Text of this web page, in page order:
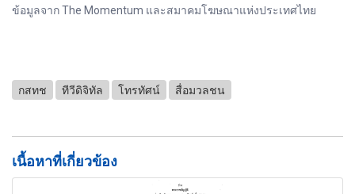
ข้อมูลจาก The Momentum และสมาคมโฆษณาแห่งประเทศไทย
กสทช ทีวีดิจิทัล โทรทัศน์ สื่อมวลชน
เนื้อหาที่เกี่ยวข้อง